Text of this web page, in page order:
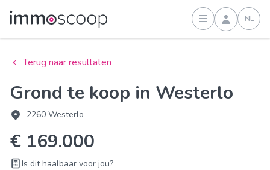
Inloggen
NL
Terug naar resultaten
Grond te koop in Westerlo
2260 Westerlo
€ 169.000
Is dit haalbaar voor jou?